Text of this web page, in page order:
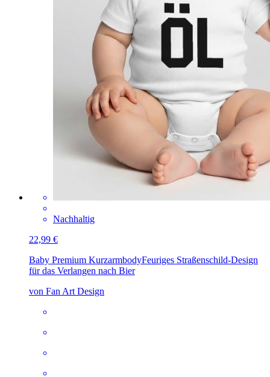
Nachhaltig
22,99 €
Baby Premium KurzarmbodyFeuriges Straßenschild-Design
für das Verlangen nach Bier
von Fan Art Design